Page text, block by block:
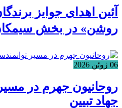
آئین اهدای جوایز
روشن» در بخش
06 ژوئن 2026
روحانیون جهرم در
جهاد تبیین